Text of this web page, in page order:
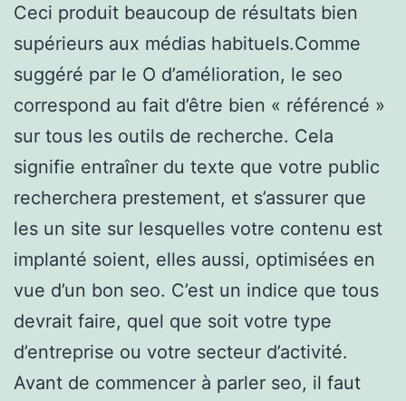
Ceci produit beaucoup de résultats bien
supérieurs aux médias habituels.Comme
suggéré par le O d’amélioration, le seo
correspond au fait d’être bien « référencé »
sur tous les outils de recherche. Cela
signifie entraîner du texte que votre public
recherchera prestement, et s’assurer que
les un site sur lesquelles votre contenu est
implanté soient, elles aussi, optimisées en
vue d’un bon seo. C’est un indice que tous
devrait faire, quel que soit votre type
d’entreprise ou votre secteur d’activité.
Avant de commencer à parler seo, il faut